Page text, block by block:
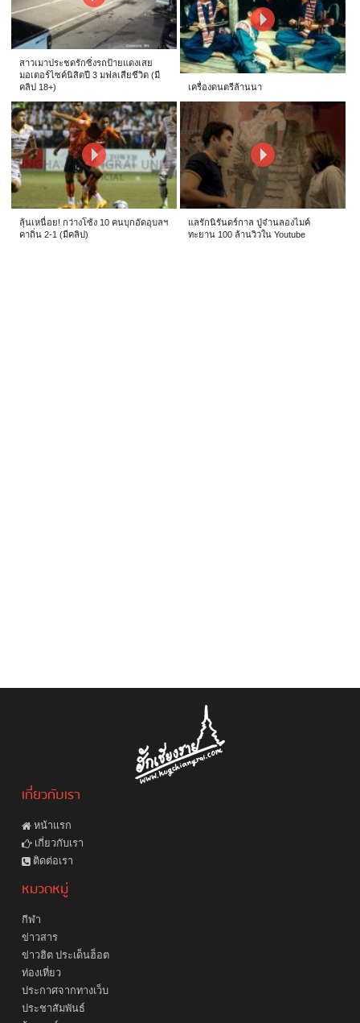
สาวเมาประชดรักซิ่งรถป้ายแดงเสย
มอเตอร์ไซค์นิสิตปี 3 มฟลเสียชีวิต (มี
คลิป 18+)
เครื่องดนตรีล้านนา
ลุ้นเหนื่อย! กว่างโซ้ง 10 คนบุกอัดอุบลฯ
คาถิ่น 2-1 (มีคลิป)
แลรักนิรันดร์กาล ปู่จ๋านลองไมค์
ทะยาน 100 ล้านวิวใน Youtube
เกี่ยวกับเรา
หน้าแรก
เกี่ยวกับเรา
ติดต่อเรา
หมวดหมู่
กีฬา
ข่าวสาร
ข่าวฮิต ประเด็นฮ็อต
ท่องเที่ยว
ประกาศจากทางเว็บ
ประชาสัมพันธ์